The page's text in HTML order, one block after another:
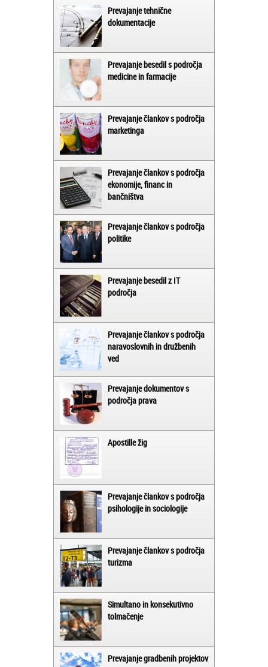
Prevajanje tehnične
dokumentacije
Prevajanje besedil s področja
medicine in farmacije
Prevajanje člankov s področja
marketinga
Prevajanje člankov s področja
ekonomije, financ in
bančništva
Prevajanje člankov s področja
politike
Prevajanje besedil z IT
področja
Prevajanje člankov s področja
naravoslovnih in družbenih
ved
Prevajanje dokumentov s
področja prava
Apostille žig
Prevajanje člankov s področja
psihologije in sociologije
Prevajanje člankov s področja
turizma
Simultano in konsekutivno
tolmačenje
Prevajanje gradbenih projektov